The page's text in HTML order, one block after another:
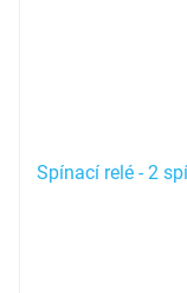
Spínací relé - 2